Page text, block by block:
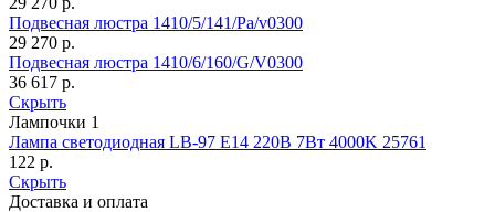
Подвесная люстра 1410/5/141/Pa/v0300
29 270 р.
Подвесная люстра 1410/6/160/G/V0300
36 617 р.
Скрыть
Лампочки 1
Лампа светодиодная LB-97 E14 220В 7Вт 4000K 25761
122 р.
Скрыть
Доставка и оплата